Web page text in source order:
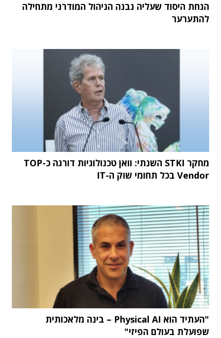
הנחת היסוד שעליה נבנה הניהול המודרני מתחילה
להתערער
מחקר STKI השנתי: וואן טכנולוגיות דורגה כ-TOP
Vendor בכל תחומי שוק ה-IT
"העתיד הוא Physical AI – בינה מלאכותית
שפועלת בעולם הפיזי"